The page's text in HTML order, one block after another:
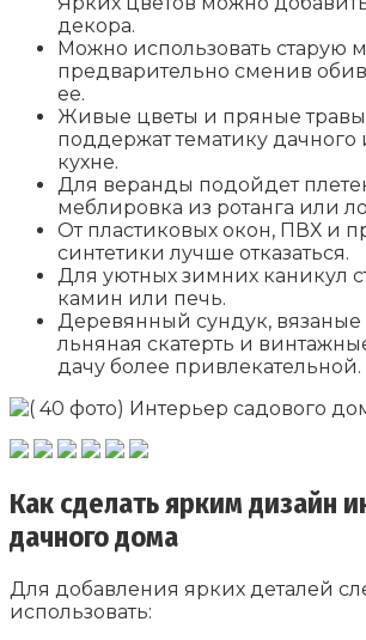
декора.
Можно использовать старую
предварительно сменив
ее.
Живые цветы и пряные травы
поддержат тематику дачного
кухне.
Для веранды подойдет
меблировка из ротанга или
От пластиковых окон, ПВХ и
синтетики лучше отказаться.
Для уютных зимних каникул
камин или печь.
Деревянный сундук,
льняная скатерть и
дачу более привлекательной.
Как сделать ярким дизайн
дачного дома
Для добавления ярких деталей
использовать: